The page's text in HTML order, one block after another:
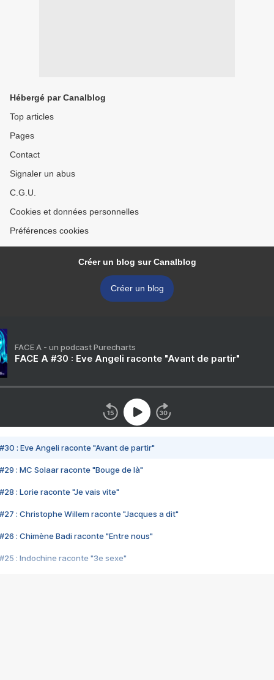
Hébergé par Canalblog
Top articles
Pages
Contact
Signaler un abus
C.G.U.
Cookies et données personnelles
Préférences cookies
Créer un blog sur Canalblog
Créer un blog
FACE A - un podcast Purecharts
FACE A #30 : Eve Angeli raconte "Avant de partir"
#30 : Eve Angeli raconte "Avant de partir"
#29 : MC Solaar raconte "Bouge de là"
#28 : Lorie raconte "Je vais vite"
#27 : Christophe Willem raconte "Jacques a dit"
#26 : Chimène Badi raconte "Entre nous"
#25 : Indochine raconte "3e sexe"